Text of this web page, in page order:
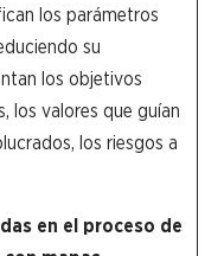
los parámetros
su
los objetivos
los valores que guían
los riesgos a
en el proceso de